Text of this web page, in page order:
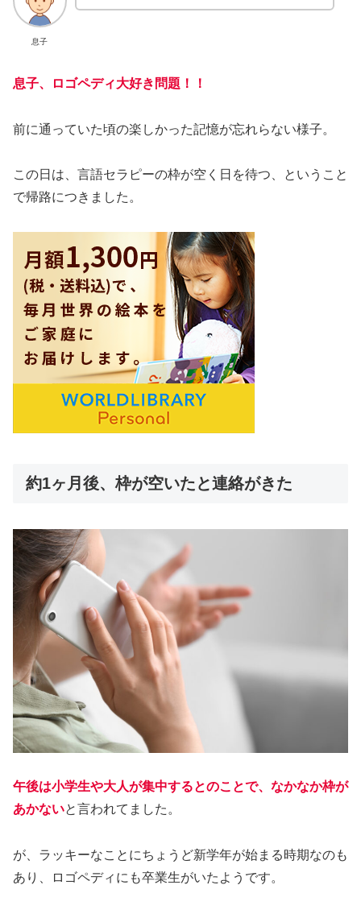
息子
息子、ロゴペディ大好き問題！！
前に通っていた頃の楽しかった記憶が忘れらない様子。
この日は、言語セラピーの枠が空く日を待つ、ということ
で帰路につきました。
約1ヶ月後、枠が空いたと連絡がきた
午後は小学生や大人が集中するとのことで、なかなか枠が
あかないと言われてました。
が、ラッキーなことにちょうど新学年が始まる時期なのも
あり、ロゴペディにも卒業生がいたようです。